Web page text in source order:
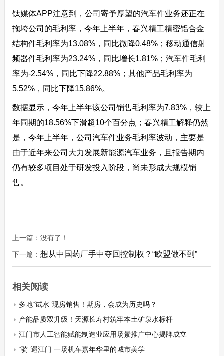
钛媒体APP注意到，公司寄予厚望的汽车件业务还正在
拖垮公司的毛利率，今年上半年，春兴精工精密铝合金
结构件毛利率为13.08%，同比微降0.48%；移动通信射
频器件毛利率为23.24%，同比增长1.81%；汽车件毛利
率为-2.54%，同比下降22.88%；其他产品毛利率为
5.52%，同比下降15.86%。
数据显示，今年上半年该公司销售毛利率为7.83%，较上
年同期的18.56%下滑超10个百分点；春兴精工解释仍然
是，今年上半年，公司汽车件业务毛利率波动，主要是
由于近年来公司大力发展新能源汽车业务，且报告期内
仍有较多项目处于研发投入阶段，尚未形成大规模销
售。
上一篇：没有了！
下一篇： 想从中国药厂手中夺回控制权？“欧盟做不到”
相关阅读
多地“试水”现房销售！期房，会成为历史吗？
产能品质双升级！天源长寿村筑牢本土矿泉水标杆
江门市人工智能赋能制造业应用场景推广中心揭牌成立
“骑”遇江门 一场机车嘉年华里的城市美学